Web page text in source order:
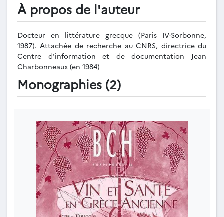
À propos de l'auteur
Docteur en littérature grecque (Paris IV-Sorbonne,
1987). Attachée de recherche au CNRS, directrice du
Centre d'information et de documentation Jean
Charbonneaux (en 1984)
Monographies (2)